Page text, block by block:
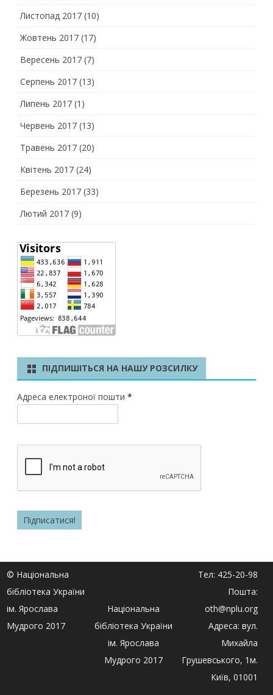
Листопад 2017 (10)
Жовтень 2017 (17)
Вересень 2017 (7)
Серпень 2017 (13)
Липень 2017 (1)
Червень 2017 (13)
Травень 2017 (20)
Квітень 2017 (24)
Березень 2017 (33)
Лютий 2017 (9)
ПІДПИШІТЬСЯ НА НАШУ РОЗСИЛКУ
Адреса електроної пошти *
© Національна
бібліотека України
ім. Ярослава
Мудрого 2017
Національна
бібліотека України
ім. Ярослава
Мудрого 2017
Тел: 425-20-98
Пошта:
oth@nplu.org
Адреса: вул.
Михайла
Грушевського, 1м.
Київ, 01001